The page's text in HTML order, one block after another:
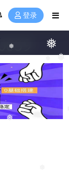
❅
❅
❅
❅
❅
登录